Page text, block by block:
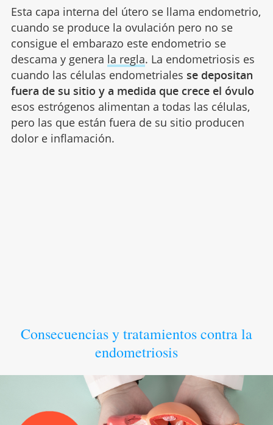
Esta capa interna del útero se llama endometrio,
cuando se produce la ovulación pero no se
consigue el embarazo este endometrio se
descama y genera la regla. La endometriosis es
cuando las células endometriales se depositan
fuera de su sitio y a medida que crece el óvulo
esos estrógenos alimentan a todas las células,
pero las que están fuera de su sitio producen
dolor e inflamación.
Consecuencias y tratamientos contra la
endometriosis